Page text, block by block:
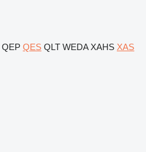
QEP QES QLT WEDA XAHS XAS